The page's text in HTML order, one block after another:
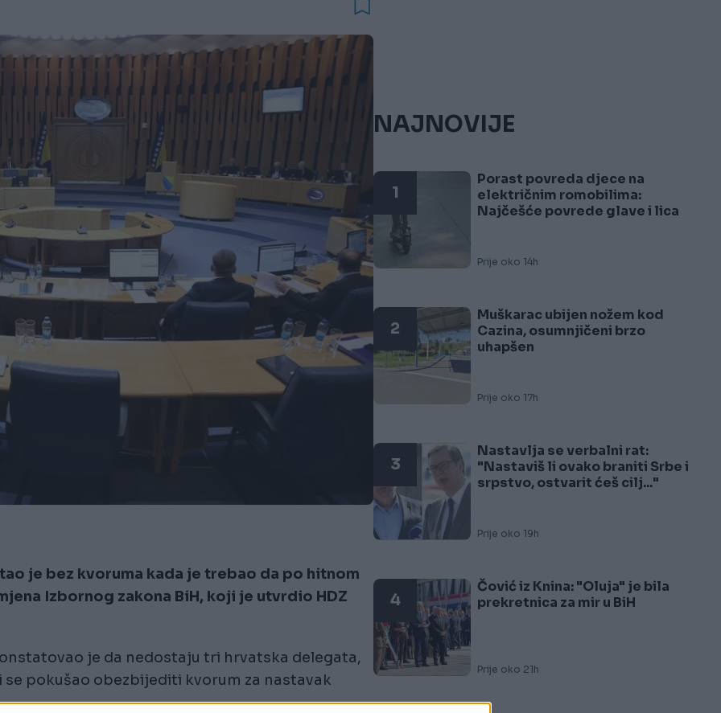
je bez kvoruma kada je trebao da po hitnom
Izbornog zakona BiH, koji je utvrdio HDZ
je da nedostaju tri hrvatska delegata,
pokušao obezbijediti kvorum za nastavak
NAJNOVIJE
1
Porast povreda djece na
električnim romobilima:
Najčešće povrede glave i lica
Prije oko 14h
2
Muškarac ubijen nožem kod
Cazina, osumnjičeni brzo
uhapšen
Prije oko 17h
3
Nastavlja se verbalni rat:
"Nastaviš li ovako braniti Srbe i
srpstvo, ostvarit ćeš cilj..."
Prije oko 19h
4
Čović iz Knina: "Oluja" je bila
prekretnica za mir u BiH
Prije oko 21h